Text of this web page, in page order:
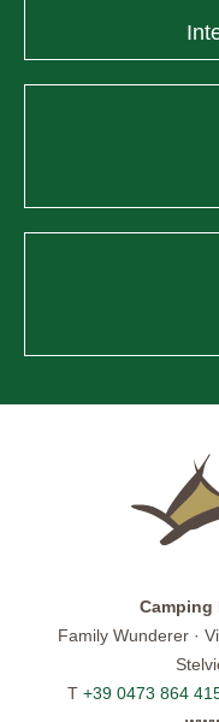
Camping
Family Wunderer ·
T +39 0473 864